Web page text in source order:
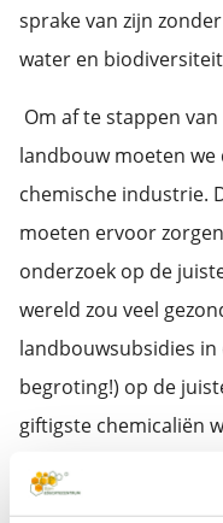
sprake van zijn
water en
Om af te stappen
landbouw moeten
chemische industrie.
moeten ervoor
onderzoek op de
wereld zou veel
landbouwsubsidies in
begroting!) op de
giftigste chemicaliën
belast, als de